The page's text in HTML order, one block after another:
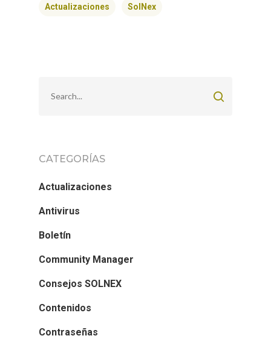
Actualizaciones SolNex
CATEGORÍAS
Actualizaciones
Antivirus
Boletín
Community Manager
Consejos SOLNEX
Contenidos
Contraseñas